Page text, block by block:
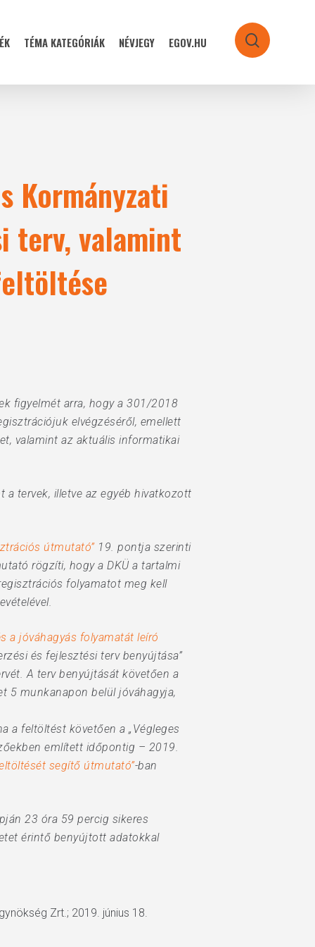
TÉMA KATEGÓRIÁK NÉVJEGY EGOV.HU search
Kormányzati
terv, valamint
figyelmét arra, hogy a 301/2018
elvégzéséről, emellett
valamint az aktuális informatikai
a tervek, illetve az egyéb hivatkozott
útmutató”19. pontja szerinti
rögzíti, hogy a DKÜ a tartalmi
folyamatot meg kell
a jóváhagyás folyamatát leíró
és fejlesztési terv benyújtása”
A terv benyújtását követően a
5 munkanapon belül jóváhagyja,
a feltöltést követően a „Végleges
említett időpontig – 2019.
segítő útmutató”-ban
23 óra 59 percig sikeres
érintő benyújtott adatokkal
Zrt.; 2019. június 18.